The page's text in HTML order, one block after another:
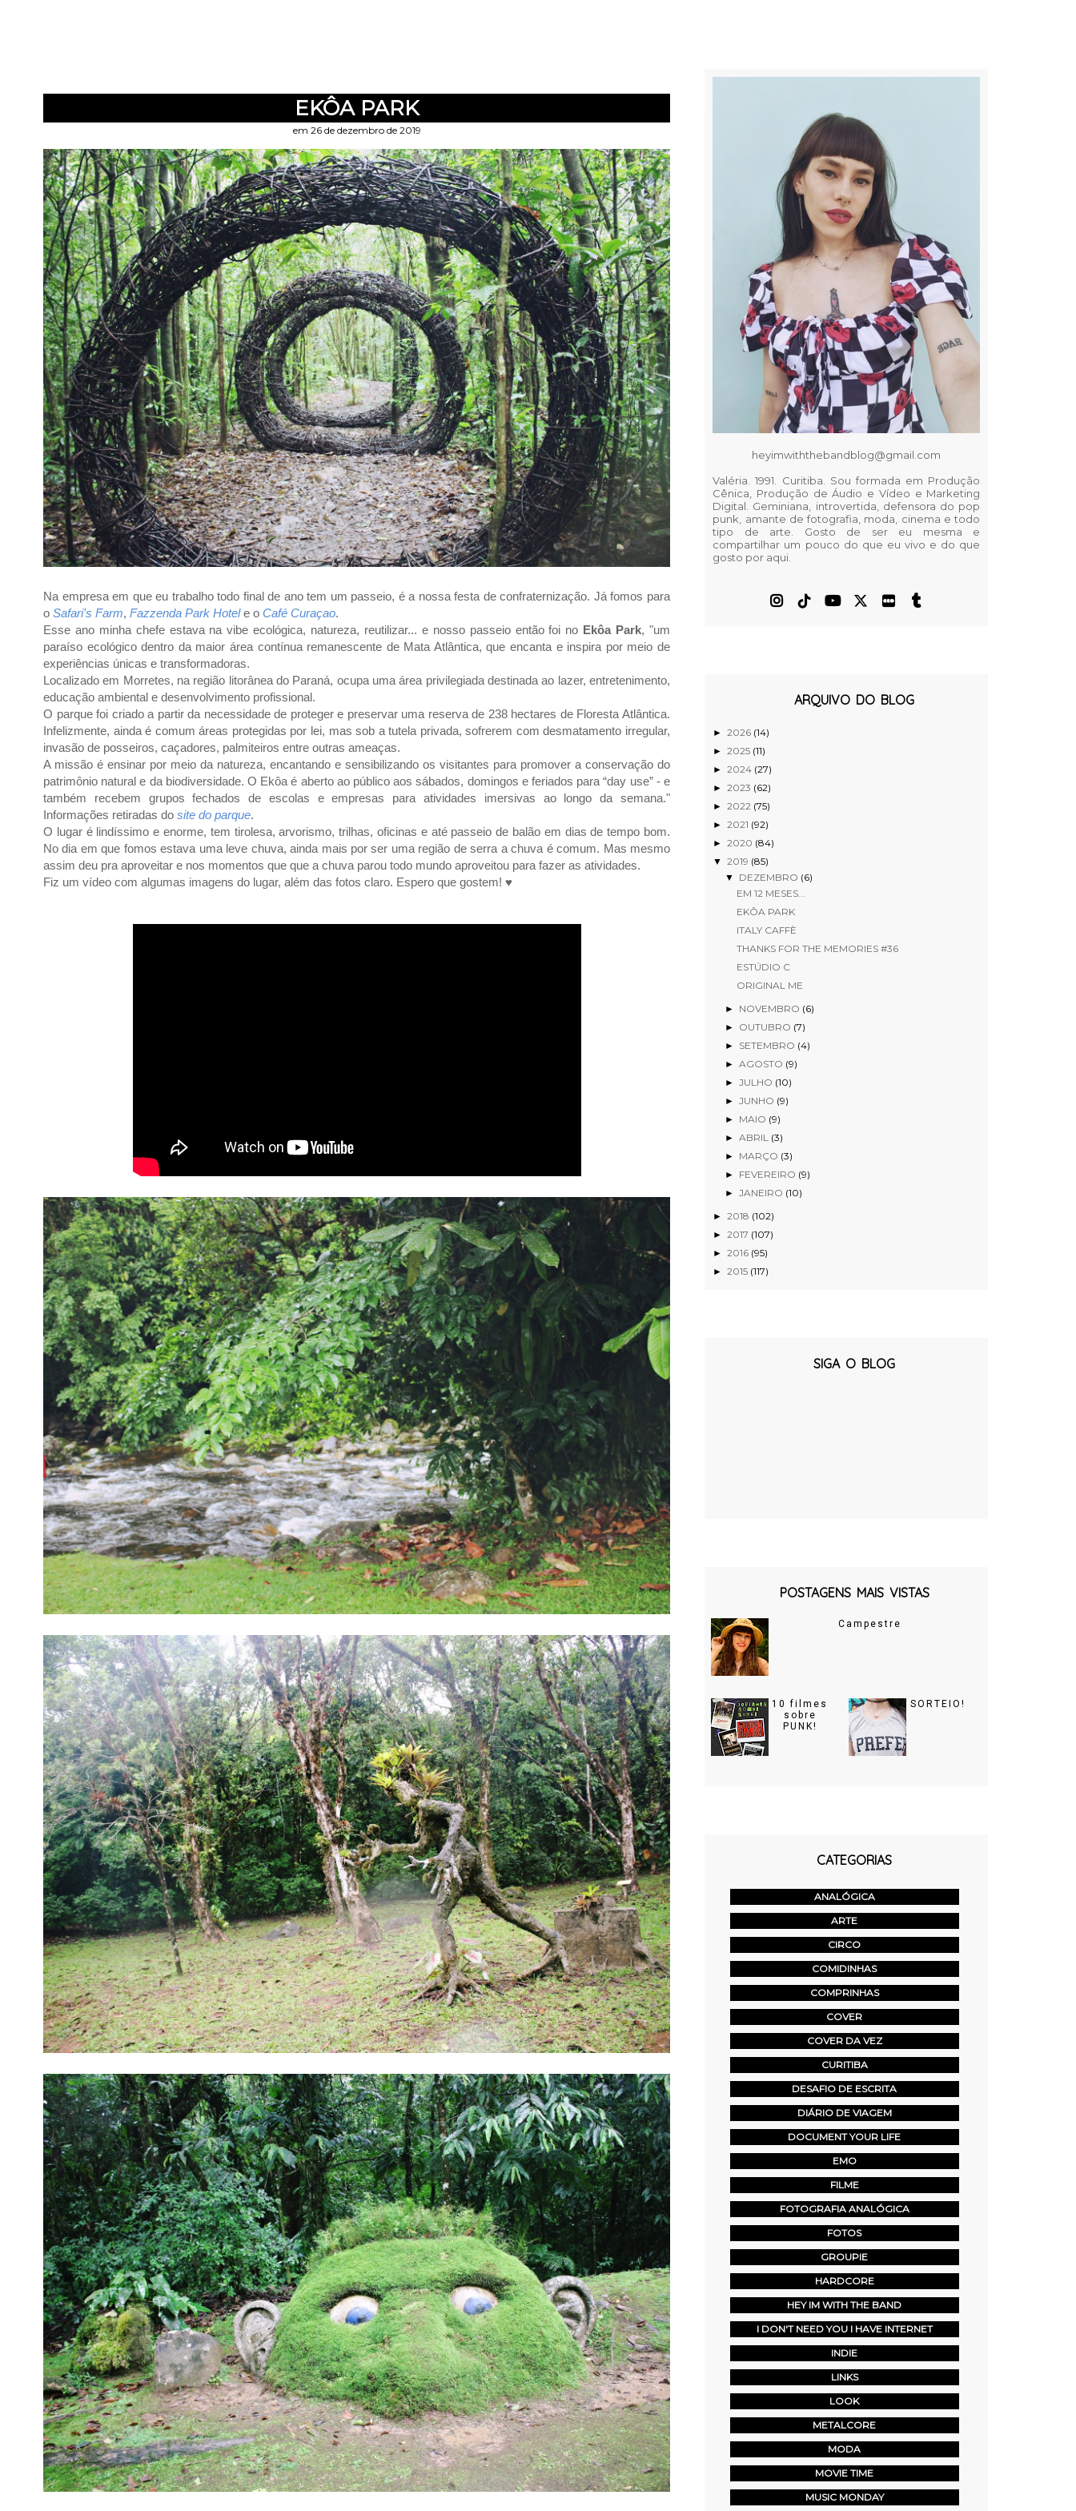
EKÔA PARK
em 26 de dezembro de 2019
Na empresa em que eu trabalho todo final de ano tem um passeio, é a nossa festa de confraternização. Já fomos para
o Safari's Farm, Fazzenda Park Hotel e o Café Curaçao.
Esse ano minha chefe estava na vibe ecológica, natureza, reutilizar... e nosso passeio então foi no Ekôa Park, "um
paraíso ecológico dentro da maior área contínua remanescente de Mata Atlântica, que encanta e inspira por meio de
experiências únicas e transformadoras.
Localizado em Morretes, na região litorânea do Paraná, ocupa uma área privilegiada destinada ao lazer, entretenimento,
educação ambiental e desenvolvimento profissional.
O parque foi criado a partir da necessidade de proteger e preservar uma reserva de 238 hectares de Floresta Atlântica.
Infelizmente, ainda é comum áreas protegidas por lei, mas sob a tutela privada, sofrerem com desmatamento irregular,
invasão de posseiros, caçadores, palmiteiros entre outras ameaças.
A missão é ensinar por meio da natureza, encantando e sensibilizando os visitantes para promover a conservação do
patrimônio natural e da biodiversidade. O Ekôa é aberto ao público aos sábados, domingos e feriados para “day use” - e
também recebem grupos fechados de escolas e empresas para atividades imersivas ao longo da semana."
Informações retiradas do site do parque.
O lugar é lindíssimo e enorme, tem tirolesa, arvorismo, trilhas, oficinas e até passeio de balão em dias de tempo bom.
No dia em que fomos estava uma leve chuva, ainda mais por ser uma região de serra a chuva é comum. Mas mesmo
assim deu pra aproveitar e nos momentos que que a chuva parou todo mundo aproveitou para fazer as atividades.
Fiz um vídeo com algumas imagens do lugar, além das fotos claro. Espero que gostem! ♥
heyimwiththebandblog@gmail.com
Valéria. 1991. Curitiba. Sou formada em Produção
Cênica, Produção de Áudio e Vídeo e Marketing
Digital. Geminiana, introvertida, defensora do pop
punk, amante de fotografia, moda, cinema e todo
tipo de arte. Gosto de ser eu mesma e
compartilhar um pouco do que eu vivo e do que
gosto por aqui.
ARQUIVO DO BLOG
►2026 (14)
►2025 (11)
►2024 (27)
►2023 (62)
►2022 (75)
►2021 (92)
►2020 (84)
▼2019 (85)
▼ DEZEMBRO (6)
EM 12 MESES...
EKÔA PARK
ITALY CAFFÈ
THANKS FOR THE MEMORIES #36
ESTÚDIO C
ORIGINAL ME
► NOVEMBRO (6)
► OUTUBRO (7)
► SETEMBRO (4)
► AGOSTO (9)
► JULHO (10)
► JUNHO (9)
► MAIO (9)
► ABRIL (3)
► MARÇO (3)
► FEVEREIRO (9)
► JANEIRO (10)
►2018 (102)
►2017 (107)
►2016 (95)
►2015 (117)
SIGA O BLOG
POSTAGENS MAIS VISTAS
Campestre
10 filmes
sobre
PUNK!
SORTEIO!
CATEGORIAS
ANALÓGICA
ARTE
CIRCO
COMIDINHAS
COMPRINHAS
COVER
COVER DA VEZ
CURITIBA
DESAFIO DE ESCRITA
DIÁRIO DE VIAGEM
DOCUMENT YOUR LIFE
EMO
FILME
FOTOGRAFIA ANALÓGICA
FOTOS
GROUPIE
HARDCORE
HEY IM WITH THE BAND
I DON'T NEED YOU I HAVE INTERNET
INDIE
LINKS
LOOK
METALCORE
MODA
MOVIE TIME
MUSIC MONDAY